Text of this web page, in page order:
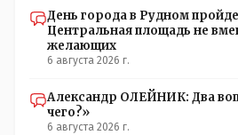
Какие проблемы, почему кто то
вас- - выдвинете идею, создайте
напишите ходатайство в
вперёд. Под лежачий камень- вода
они найдутся.
День города в Рудном
Центральная площадь не
желающих
6 августа 2026 г.
Александр ОЛЕЙНИК: Два
чего?»
6 августа 2026 г.